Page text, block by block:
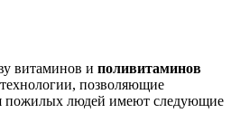
витаминов и поливитаминов
позволяющие
пожилых людей имеют следующие